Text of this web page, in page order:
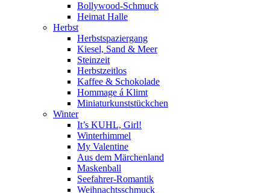
Bollywood-Schmuck
Heimat Halle
Herbst
Herbstspaziergang
Kiesel, Sand & Meer
Steinzeit
Herbstzeitlos
Kaffee & Schokolade
Hommage á Klimt
Miniaturkunststückchen
Winter
It’s KUHL, Girl!
Winterhimmel
My Valentine
Aus dem Märchenland
Maskenball
Seefahrer-Romantik
Weihnachtsschmuck